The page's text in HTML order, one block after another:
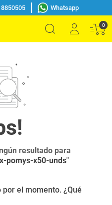
Whatsapp
0
resultado para
pomys-x50-unds"
el momento. ¿Qué